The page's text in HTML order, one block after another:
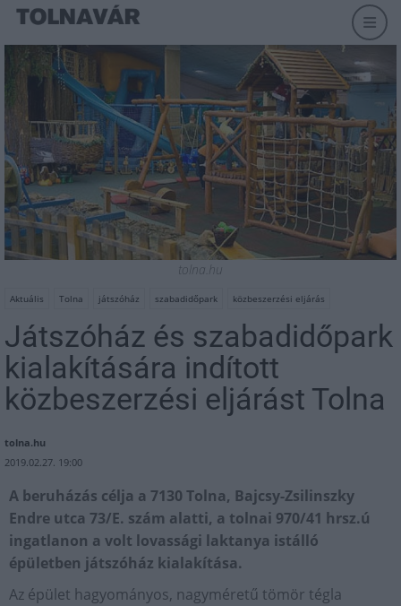
tolna.hu
Aktuális Tolna játszóház szabadidőpark közbeszerzési eljárás
Játszóház és szabadidőpark
kialakítására indított
közbeszerzési eljárást Tolna
tolna.hu
2019.02.27. 19:00
A beruházás célja a 7130 Tolna, Bajcsy-Zsilinszky
Endre utca 73/E. szám alatti, a tolnai 970/41 hrsz.ú
ingatlanon a volt lovassági laktanya istálló
épületben játszóház kialakítása.
Az épület hagyományos, nagyméretű tömör tégla